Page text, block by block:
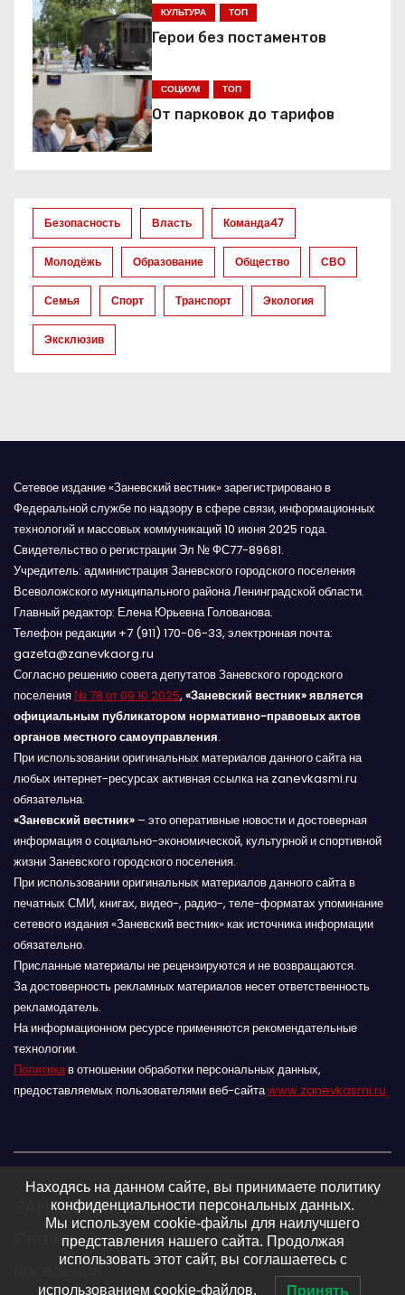
ц
и
я
п
з
а
п
и
с
м
КУЛЬТУРА ТОП
Герои без постаментов
СОЦИУМ ТОП
От парковок до тарифов
Безопасность Власть Команда47
Молодёжь Образование Общество СВО
Семья Спорт Транспорт Экология
Эксклюзив
Сетевое издание «Заневский вестник» зарегистрировано в
Федеральной службе по надзору в сфере связи, информационных
технологий и массовых коммуникаций 10 июня 2025 года.
Свидетельство о регистрации Эл № ФС77-89681.
Учредитель: администрация Заневского городского поселения
Всеволожского муниципального района Ленинградской области.
Главный редактор: Елена Юрьевна Голованова.
Телефон редакции +7 (911) 170-06-33, электронная почта:
gazeta@zanevkaorg.ru
Согласно решению совета депутатов Заневского городского
поселения № 78 от 09.10.2025, «Заневский вестник» является
официальным публикатором нормативно-правовых актов
органов местного самоуправления.
При использовании оригинальных материалов данного сайта на
любых интернет-ресурсах активная ссылка на zanevkasmi.ru
обязательна.
«Заневский вестник» – это оперативные новости и достоверная
информация о социально-экономической, культурной и спортивной
жизни Заневского городского поселения.
При использовании оригинальных материалов данного сайта в
печатных СМИ, книгах, видео-, радио-, теле-форматах упоминание
сетевого издания «Заневский вестник» как источника информации
обязательно.
Присланные материалы не рецензируются и не возвращаются.
За достоверность рекламных материалов несет ответственность
рекламодатель.
На информационном ресурсе применяются рекомендательные
технологии.
Политикав отношении обработки персональных данных,
предоставляемых пользователями веб-сайтаwww.zanevkasmi.ru
ЗАНЕВСКИЙ ВЕСТНИК 16+
Сетевое издание Заневского городского
поселения
Находясь на данном сайте, вы принимаете политику
конфиденциальности персональных данных.
Мы используем cookie-файлы для наилучшего
представления нашего сайта. Продолжая
использовать этот сайт, вы соглашаетесь с
использованием cookie-файлов. Принять